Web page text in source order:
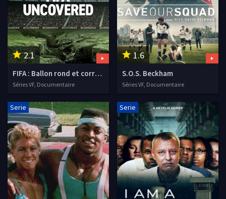
2.1
FIFA : Ballon rond et corruption
Séries VF, Documentaire
1.6
S.O.S. Beckham
Séries VF, Documentaire
Serie Serie